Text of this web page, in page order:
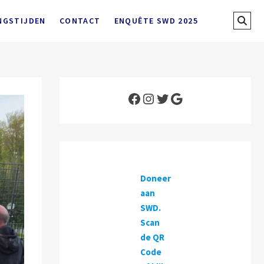
CONTACT ENQUÊTE SWD 2025
Facebook
Instagram
Twitter
Google
Doneer
aan
SWD.
Scan
de QR
Code